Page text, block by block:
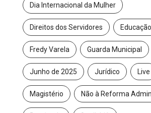
Dia Internacional da Mulher
Direitos dos Servidores Educação
Fredy Varela Guarda Municipal
Junho de 2025 Jurídico Live
Magistério Não à Reforma